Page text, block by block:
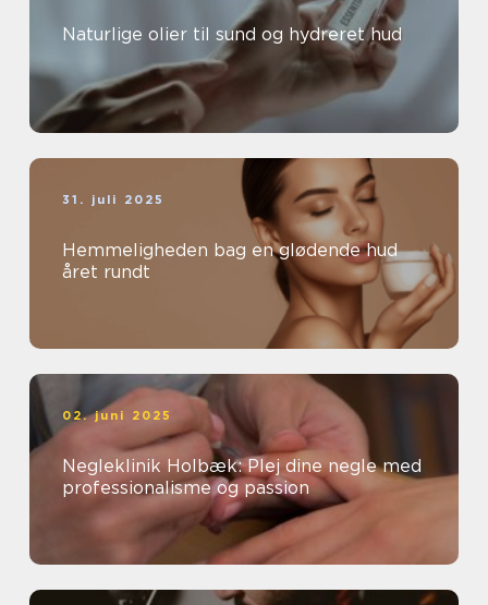
Naturlige olier til sund og hydreret hud
31. juli 2025
Hemmeligheden bag en glødende hud
året rundt
02. juni 2025
Negleklinik Holbæk: Plej dine negle med
professionalisme og passion